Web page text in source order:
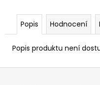
Popis Hodnocení
Popis produktu není
SUPER
CLEANING
CONDITIONING
SHAMPOO
Kč